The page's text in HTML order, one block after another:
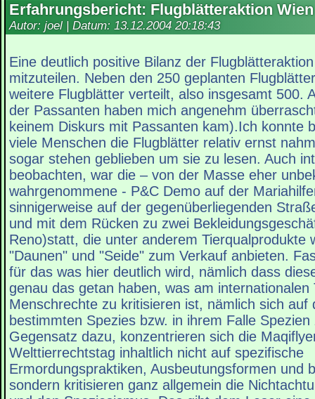
Erfahrungsbericht: Flugblätteraktion Wien
Autor: joel | Datum: 13.12.2004 20:18:43
Eine deutlich positive Bilanz der
mitzuteilen. Neben den 250 geplanten
weitere Flugblätter verteilt, also insgesamt 500.
der Passanten haben mich angenehm
keinem Diskurs mit Passanten kam).Ich konnte
viele Menschen die Flugblätter relativ ernst
sogar stehen geblieben um sie zu lesen. Auch
beobachten, war die – von der Masse eher
wahrgenommene - P&C Demo auf der
sinnigerweise auf der gegenüberliegenden
und mit dem Rücken zu zwei
Reno)statt, die unter anderem Tierqualprodukte
"Daunen" und "Seide" zum Verkauf anbieten.
für das was hier deutlich wird, nämlich dass
genau das getan haben, was am internationalen
Menschrechte zu kritisieren ist, nämlich sich auf
bestimmten Spezies bzw. in ihrem Falle
Gegensatz dazu, konzentrieren sich die
Welttierrechtstag inhaltlich nicht auf spezifische
Ermordungspraktiken, Ausbeutungsformen und
sondern kritisieren ganz allgemein die